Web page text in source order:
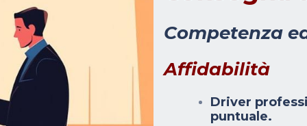
Competenza
Affidabilità
Driver
puntuale.